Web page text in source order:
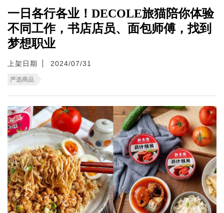
一日各行各业！DECOLE旅猫陪你体验
不同工作，书店店员、面包师傅，找到
梦想职业
上架日期 2024/07/31
严选商品